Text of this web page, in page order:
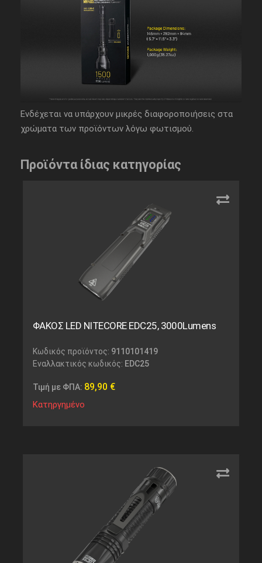
Ενδέχεται να υπάρχουν μικρές διαφοροποιήσεις στα
χρώματα των προϊόντων λόγω φωτισμού.
Προϊόντα ίδιας κατηγορίας
ΦΑΚΟΣ LED NITECORE EDC25, 3000Lumens
Κωδικός προϊόντος: 9110101419
Εναλλακτικός κωδικός: EDC25
Τιμή με ΦΠΑ: 89,90 €
Κατηργημένο